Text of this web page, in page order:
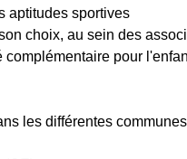
aptitudes sportives
choix, au sein des
pour
les différentes